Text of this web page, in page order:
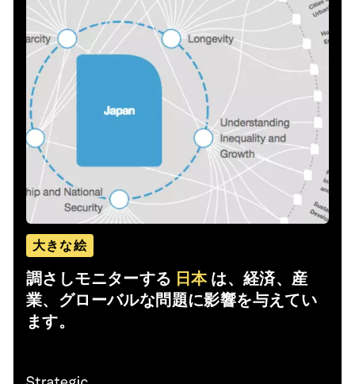
大きな絵
調さしモニターする 日本 は、経済、産
業、グローバルな問題に影響を与えてい
ます。